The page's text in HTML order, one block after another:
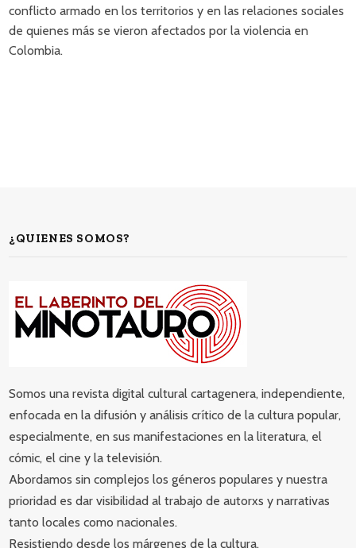
conflicto armado en los territorios y en las relaciones sociales
de quienes más se vieron afectados por la violencia en
Colombia.
¿QUIENES SOMOS?
Somos una revista digital cultural cartagenera, independiente,
enfocada en la difusión y análisis crítico de la cultura popular,
especialmente, en sus manifestaciones en la literatura, el
cómic, el cine y la televisión.
Abordamos sin complejos los géneros populares y nuestra
prioridad es dar visibilidad al trabajo de autorxs y narrativas
tanto locales como nacionales.
Resistiendo desde los márgenes de la cultura.